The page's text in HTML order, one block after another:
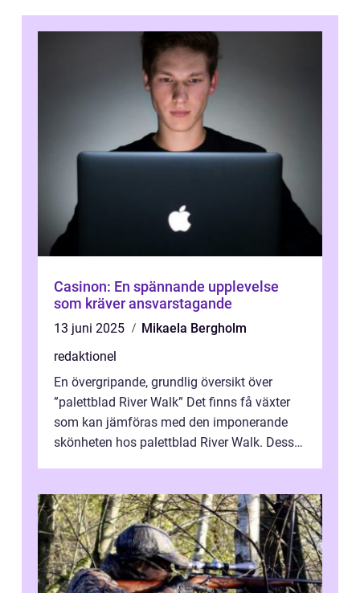
Casinon: En spännande upplevelse
som kräver ansvarstagande
13 juni 2025
Mikaela Bergholm
redaktionel
En övergripande, grundlig översikt över
”palettblad River Walk” Det finns få växter
som kan jämföras med den imponerande
skönheten hos palettblad River Walk. Dess